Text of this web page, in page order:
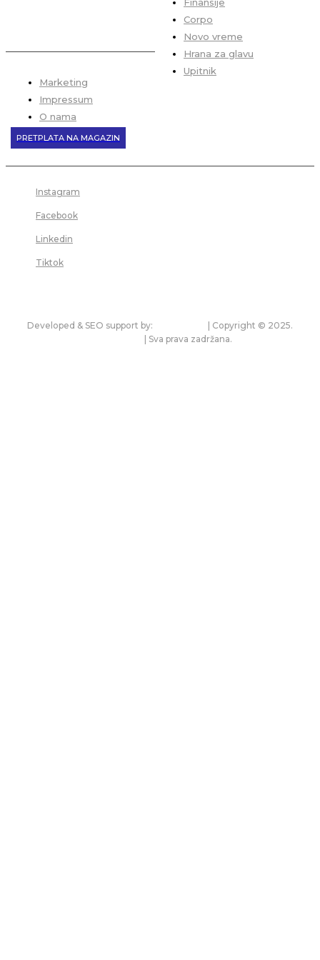
Finansije
Corpo
Novo vreme
Hrana za glavu
Upitnik
Marketing
Impressum
O nama
PRETPLATA NA MAGAZIN
Instagram
Facebook
Linkedin
Tiktok
Developed & SEO support by:
| Copyright © 2025.
| Sva prava zadržana.